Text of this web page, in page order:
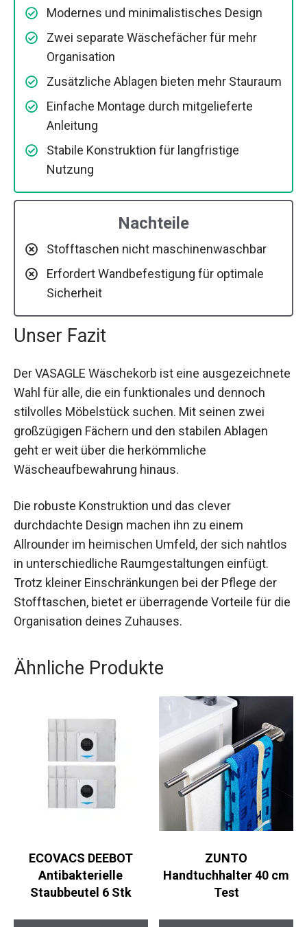
Modernes und minimalistisches Design
Zwei separate Wäschefächer für mehr
Organisation
Zusätzliche Ablagen bieten mehr Stauraum
Einfache Montage durch mitgelieferte
Anleitung
Stabile Konstruktion für langfristige
Nutzung
Nachteile
Stofftaschen nicht maschinenwaschbar
Erfordert Wandbefestigung für optimale
Sicherheit
Unser Fazit
Der VASAGLE Wäschekorb ist eine ausgezeichnete
Wahl für alle, die ein funktionales und dennoch
stilvolles Möbelstück suchen. Mit seinen zwei
großzügigen Fächern und den stabilen Ablagen
geht er weit über die herkömmliche
Wäscheaufbewahrung hinaus.
Die robuste Konstruktion und das clever
durchdachte Design machen ihn zu einem
Allrounder im heimischen Umfeld, der sich nahtlos
in unterschiedliche Raumgestaltungen einfügt.
Trotz kleiner Einschränkungen bei der Pflege der
Stofftaschen, bietet er überragende Vorteile für die
Organisation deines Zuhauses.
Ähnliche Produkte
ECOVACS DEEBOT
Antibakterielle
Staubbeutel 6 Stk
ZUNTO
Handtuchhalter 40 cm
Test